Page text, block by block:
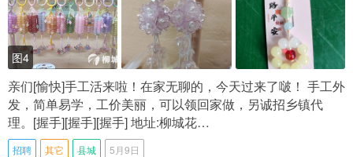
图4
亲们[愉快]手工活来啦！在家无聊的，今天过来了啵！ 手工外
发，简单易学，工价美丽，可以领回家做，另诚招乡镇代
理。[握手][握手][握手] 地址:柳城花…
招聘 其它 县城 5月9日